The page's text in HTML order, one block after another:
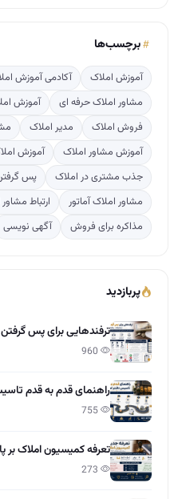
برچسب‌ها
آموزش املاک آکادمی آموزش
مشاور املاک حرفه ای
آموزش
فروش املاک
مدیر املاک
آموزش مشاور املاک
آموزش
جذب مشتری در املاک
پس
مشاور املاک آماتور
ارتباط
مذاکره برای فروش
آگهی نویسی
پربازدید
ترفندهایی برای پس
راهنمای قدم به قدم
تعرفه کمیسیون املاک بر